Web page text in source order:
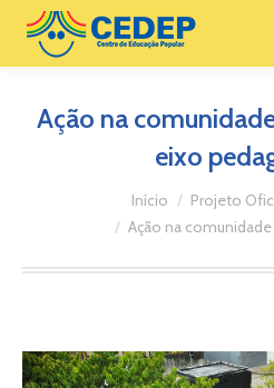
Ação na
eixo
Você está aqui:Início
Projeto
Ação na